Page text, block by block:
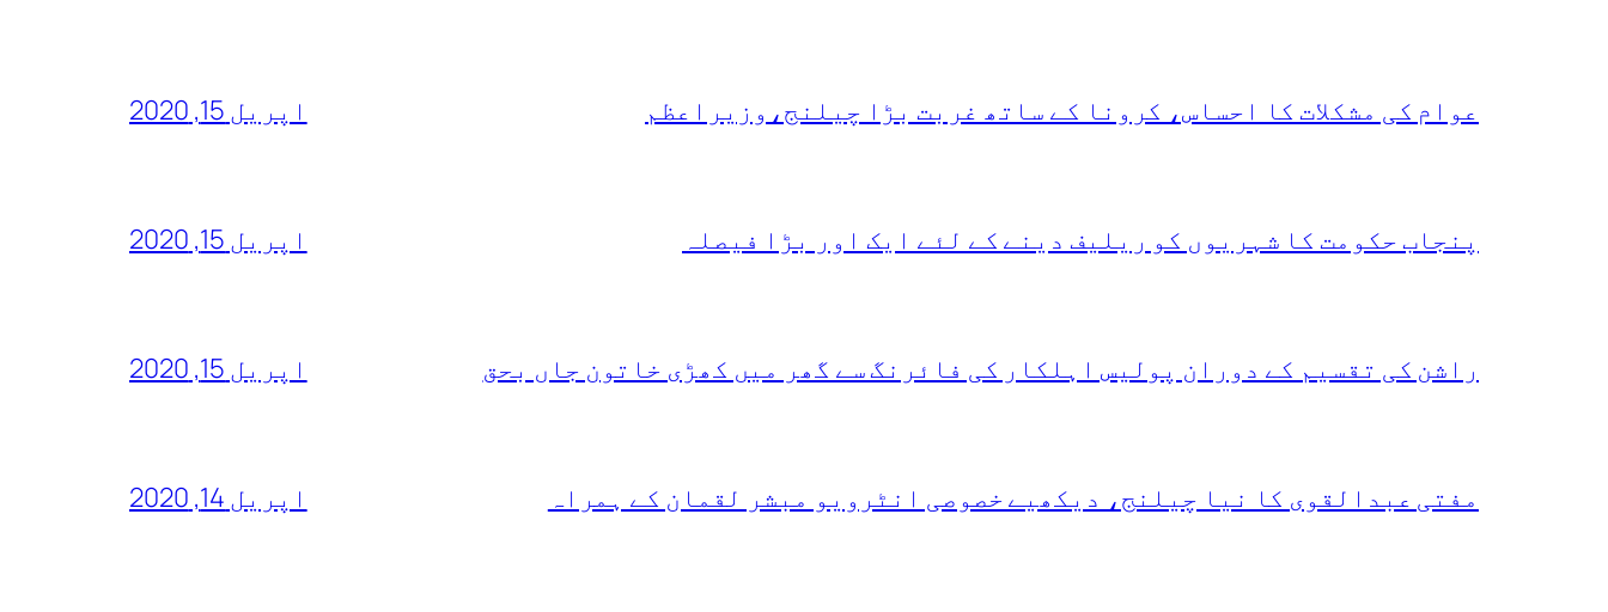
عوام کی مشکلات کا احساس، کرونا کے ساتھ غربت بڑا چیلنج،وزیراعظم اپریل 15, 2020
پنجاب حکومت کا شہریوں کو ریلیف دینے کے لئے ایک اور بڑا فیصلہ اپریل 15, 2020
راشن کی تقسیم کے دوران پولیس اہلکار کی فائرنگ سے گھر میں کھڑی خاتون جاں بحق اپریل 15, 2020
مفتی عبدالقوی کا نیا چیلنج، دیکھیے خصوصی انٹرویو مبشر لقمان کے ہمراہ اپریل 14, 2020